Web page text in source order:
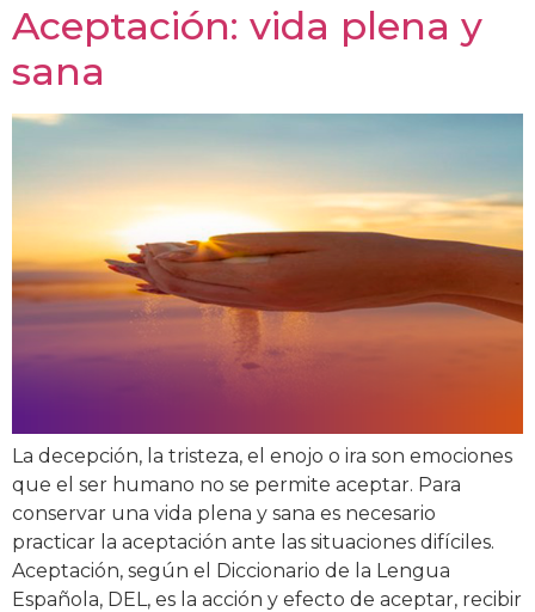
Aceptación: vida plena y
sana
La decepción, la tristeza, el enojo o ira son emociones
que el ser humano no se permite aceptar. Para
conservar una vida plena y sana es necesario
practicar la aceptación ante las situaciones difíciles.
Aceptación, según el Diccionario de la Lengua
Española, DEL, es la acción y efecto de aceptar, recibir